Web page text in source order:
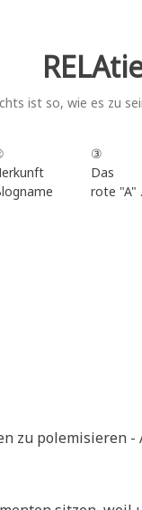
ist so, wie es zu
③
Das
rote "A"
zu pole­mi­sie­ren